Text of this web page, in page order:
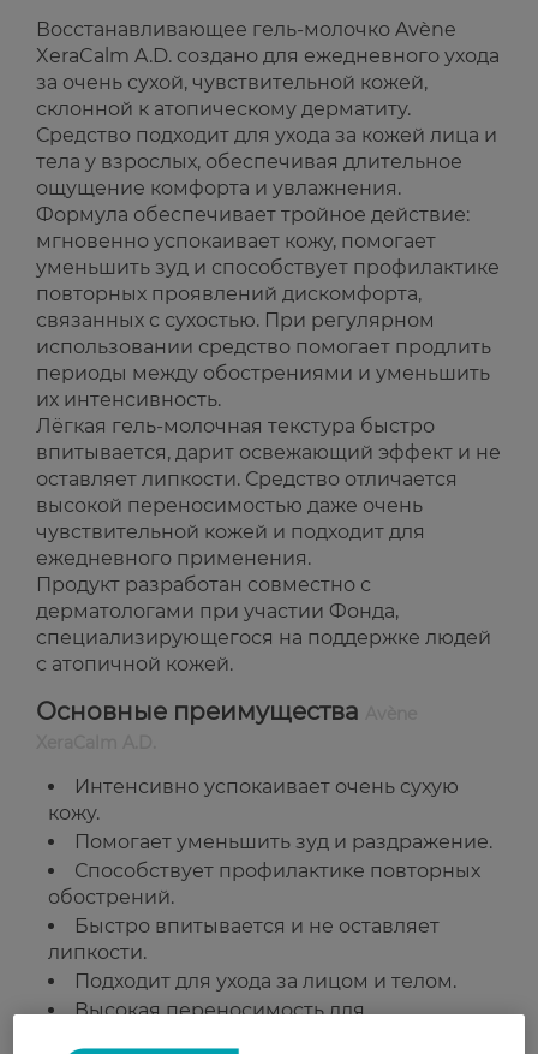
Восстанавливающее гель-молочко Avène
XeraCalm A.D. создано для ежедневного ухода
за очень сухой, чувствительной кожей,
склонной к атопическому дерматиту.
Средство подходит для ухода за кожей лица и
тела у взрослых, обеспечивая длительное
ощущение комфорта и увлажнения.
Формула обеспечивает тройное действие:
мгновенно успокаивает кожу, помогает
уменьшить зуд и способствует профилактике
повторных проявлений дискомфорта,
связанных с сухостью. При регулярном
использовании средство помогает продлить
периоды между обострениями и уменьшить
их интенсивность.
Лёгкая гель-молочная текстура быстро
впитывается, дарит освежающий эффект и не
оставляет липкости. Средство отличается
высокой переносимостью даже очень
чувствительной кожей и подходит для
ежедневного применения.
Продукт разработан совместно с
дерматологами при участии Фонда,
специализирующегося на поддержке людей
с атопичной кожей.
Основные преимущества
Интенсивно успокаивает очень сухую
кожу.
Помогает уменьшить зуд и раздражение.
Способствует профилактике повторных
обострений.
Быстро впитывается и не оставляет
липкости.
Подходит для ухода за лицом и телом.
Высокая переносимость для